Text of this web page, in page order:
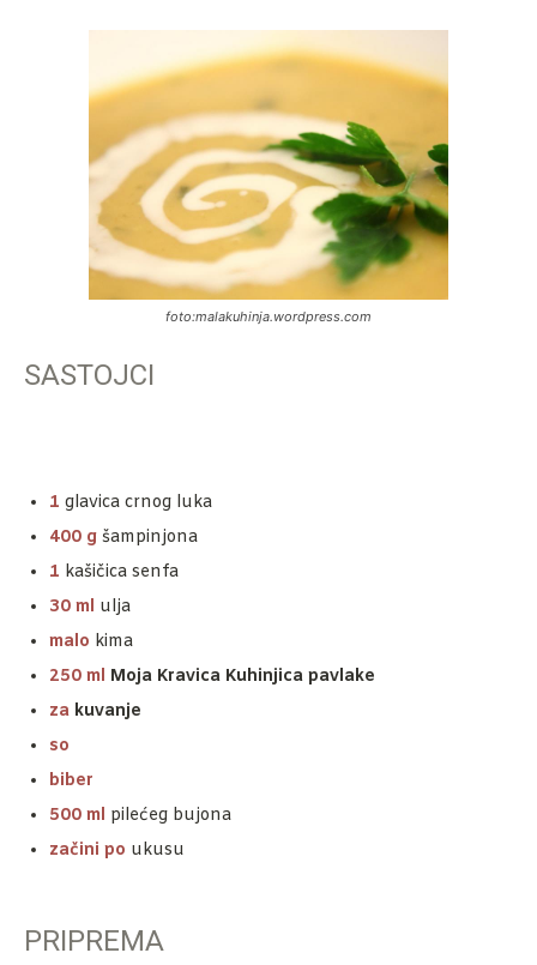
foto:malakuhinja.wordpress.com
SASTOJCI
1 glavica crnog luka
400 g šampinjona
1 kašičica senfa
30 ml ulja
malo kima
250 ml Moja Kravica Kuhinjica pavlake
za kuvanje
so
biber
500 ml pilećeg bujona
začini po ukusu
PRIPREMA